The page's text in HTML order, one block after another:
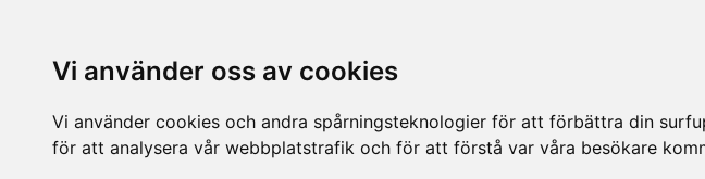
Vi använder oss av cookies
Vi använder cookies och andra spårningsteknologier för att förbättra din
för att analysera vår webbplatstrafik och för att förstå var våra besökare